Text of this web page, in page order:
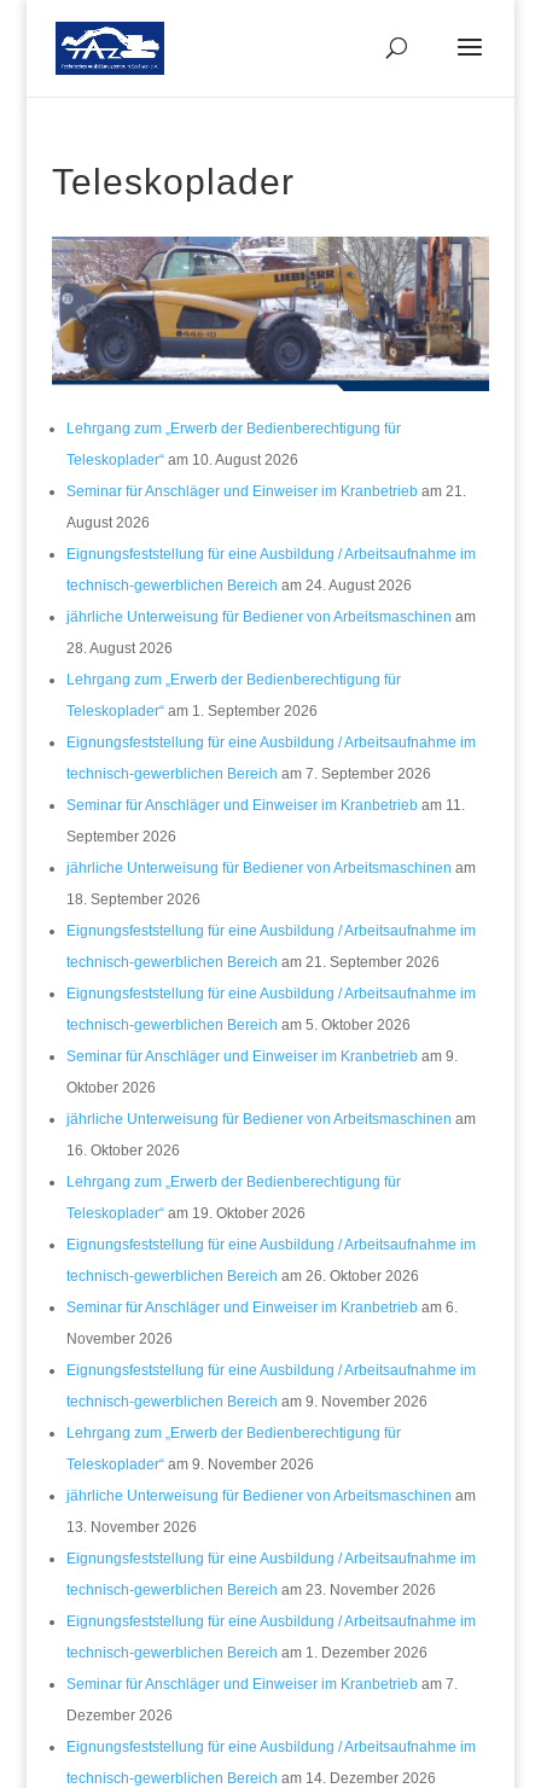
Teleskoplader
Lehrgang zum „Erwerb der Bedienberechtigung für
Teleskoplader“am 10. August 2026
Seminar für Anschläger und Einweiser im Kranbetriebam 21.
August 2026
Eignungsfeststellung für eine Ausbildung / Arbeitsaufnahme im
technisch-gewerblichen Bereich am 24. August 2026
jährliche Unterweisung für Bediener von Arbeitsmaschinen am
28. August 2026
Lehrgang zum „Erwerb der Bedienberechtigung für
Teleskoplader“am 1. September 2026
Eignungsfeststellung für eine Ausbildung / Arbeitsaufnahme im
technisch-gewerblichen Bereich am 7. September 2026
Seminar für Anschläger und Einweiser im Kranbetriebam 11.
September 2026
jährliche Unterweisung für Bediener von Arbeitsmaschinen am
18. September 2026
Eignungsfeststellung für eine Ausbildung / Arbeitsaufnahme im
technisch-gewerblichen Bereich am 21. September 2026
Eignungsfeststellung für eine Ausbildung / Arbeitsaufnahme im
technisch-gewerblichen Bereich am 5. Oktober 2026
Seminar für Anschläger und Einweiser im Kranbetriebam 9.
Oktober 2026
jährliche Unterweisung für Bediener von Arbeitsmaschinen am
16. Oktober 2026
Lehrgang zum „Erwerb der Bedienberechtigung für
Teleskoplader“am 19. Oktober 2026
Eignungsfeststellung für eine Ausbildung / Arbeitsaufnahme im
technisch-gewerblichen Bereich am 26. Oktober 2026
Seminar für Anschläger und Einweiser im Kranbetriebam 6.
November 2026
Eignungsfeststellung für eine Ausbildung / Arbeitsaufnahme im
technisch-gewerblichen Bereich am 9. November 2026
Lehrgang zum „Erwerb der Bedienberechtigung für
Teleskoplader“am 9. November 2026
jährliche Unterweisung für Bediener von Arbeitsmaschinen am
13. November 2026
Eignungsfeststellung für eine Ausbildung / Arbeitsaufnahme im
technisch-gewerblichen Bereich am 23. November 2026
Eignungsfeststellung für eine Ausbildung / Arbeitsaufnahme im
technisch-gewerblichen Bereich am 1. Dezember 2026
Seminar für Anschläger und Einweiser im Kranbetriebam 7.
Dezember 2026
Eignungsfeststellung für eine Ausbildung / Arbeitsaufnahme im
technisch-gewerblichen Bereich am 14. Dezember 2026